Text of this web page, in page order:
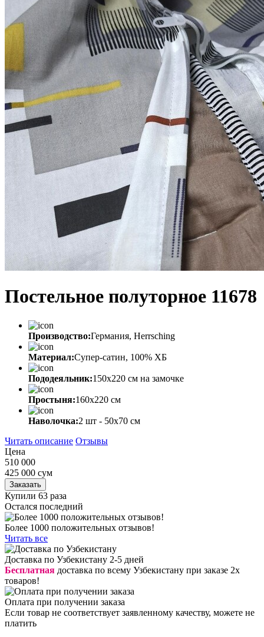
Постельное полуторное 11678
Производство:Германия, Herrsching
Материал:Супер-сатин, 100% ХБ
Пододеяльник:150х220 см на замочке
Простыня:160х220 см
Наволочка:2 шт - 50x70 см
Читать описание Отзывы
Цена
510 000
425 000 сум
Заказать
Купили 63 раза
Остался последний
Более 1000 положительных отзывов!
Читать все
Доставка по Узбекистану 2-5 дней
Бесплатная доставка по всему Узбекистану при заказе 2х
товаров!
Оплата при получении заказа
Если товар не соответствует заявленному качеству, можете не
платить